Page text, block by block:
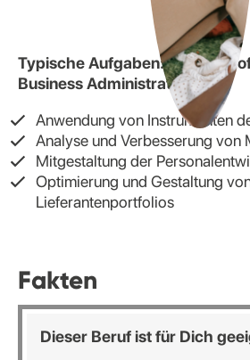
Typische Aufgaben: Bachelor
Business Administration
Anwendung von Instrumenten
Analyse und Verbesserung von
Mitgestaltung der
Optimierung und Gestaltung
Lieferantenportfolios
Fakten
Dieser Beruf ist für Dich